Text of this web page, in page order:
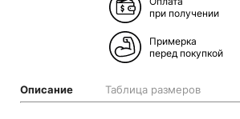
при получении
Примерка
перед покупкой
Описание Таблица размеров